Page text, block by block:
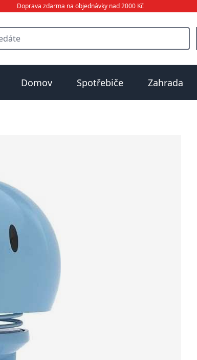
Doprava zdarma na objednávky nad 2000 Kč
Domov Spotřebiče Zahrada